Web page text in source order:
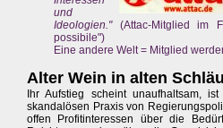
und
Ideologien."(Attac-Mitglied im
possibile")
Eine andere Welt = Mitglied
Alter Wein in alten
Ihr Aufstieg scheint unaufhaltsam,
skandalösen Praxis von
offen Profitinteressen über die